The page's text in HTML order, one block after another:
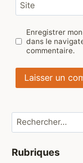
Site
Enregistrer
dans le
commentaire.
Rechercher :
Rubriques